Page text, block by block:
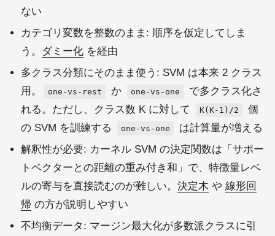
ない
カテゴリ変数を整数のまま: 順序を仮定してしま
う。
ダミー化 を経由
多クラス分類にそのまま使う: SVM は本来 2 クラス
用。
one-vs-rest か one-vs-one
で多クラス化さ
れる。ただし、クラス数 K に対して
K(K-1)/2
個
の SVM を訓練する
one-vs-one
は計算量が増える
解釈性が必要: カーネル SVM の決定関数は「サポー
トベクターとの距離の重み付き和」で、特徴量レベ
ルの寄与を直接読むのが難しい。 決定木 や 線形回
帰 の方が説明しやすい
不均衡データ: マージン最大化が多数派クラスに引